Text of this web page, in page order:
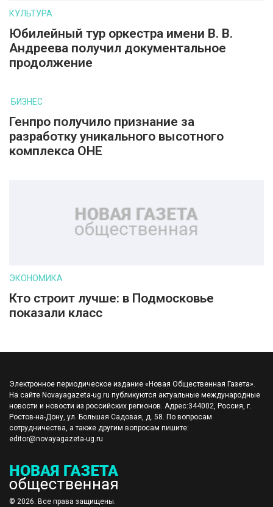
КУЛЬТУРА
Юбилейный тур оркестра имени В. В.
Андреева получил документальное
продолжение
БИЗНЕС
Генпро получило признание за
разработку уникального высотного
комплекса ОНЕ
ЭКОНОМИКА
Кто строит лучше: в Подмосковье
показали класс
Электронное периодическое издание «Новая Общественная Газета».
На сайте Novayagazeta-ug.ru публикуются актуальные международные
новости и новости из российских регионов. Адрес:344002, Россия, г.
Ростов-на-Дону, ул. Большая Садовая, д. 58. По вопросам
сотрудничества, а также другим вопросам пишите:
editor@novayagazeta-ug.ru
© 2026. Все права защищены.